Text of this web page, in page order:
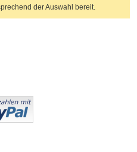
der Auswahl bereit.